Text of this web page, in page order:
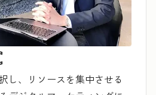
し、リソースを集中させる